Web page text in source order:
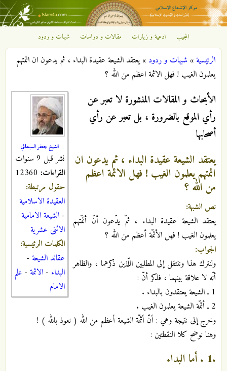
تجاوز إلى المحتوى الرئيسي
مركز
الإشعاع
الإسلامي
المجيب ادعية و زيارات مقالات و دراسات شبهات و ردود
أنت هنا
الرئيسية» شبهات و ردود »يعتقد الشيعة عقيدة البداء ، ثم يدعون ان ائمتهم
يعلمون الغيب ! فهل الائمة اعظم من الله ؟
الشيخ جعفر السبحاني
نشر قبل 9 سنوات
القراءات:
حقول مرتبطة:
العقيدة الاسلامية
- الشيعة الامامية
الاثنى عشرية
الكلمات الرئيسية:
عقائد الشيعة -
البداء - الائمة - علم
الامام
الأبحاث و المقالات المنشورة لا تعبر عن
رأي الموقع بالضرورة ، بل تعبر عن رأي
أصحابها
يعتقد الشيعة عقيدة البداء ، ثم يدعون ان
ائمتهم يعلمون الغيب ! فهل الائمة اعظم
من الله ؟
نص الشبهة:
يعتقد الشيعة عقيدة البداء ، ثمّ يدّعون أنّ أئمّتهم
يعلمون الغيب ! فهل الأئمّة أعظم من الله ؟
الجواب:
ولنترك هذا وننتقل إلى المطلبين اللّذين ذكرهما ، والظاهر
أنّه لا علاقة بينهما ، فذكر أنّ :
1 ـ الشيعة يعتقدون بالبداء .
2 ـ أئمّة الشيعة يعلمون الغيب .
وخرج إلى نتيجة وهي : أنّ أئمّة الشيعة أعظم من الله ( نعوذ بالله ) !
وهنا نوضح كلا النقطتين :
.1 . أما البداء